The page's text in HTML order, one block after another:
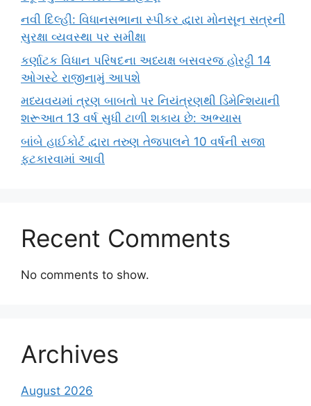
નવી દિલ્હી: વિધાનસભાના સ્પીકર દ્વારા મોનસૂન સત્રની
સુરક્ષા વ્યવસ્થા પર સમીક્ષા
કર્ણાટક વિધાન પરિષદના અધ્યક્ષ બસવરજ હોરટ્ટી 14
ઓગસ્ટે રાજીનામું આપશે
મધ્યવયમાં ત્રણ બાબતો પર નિયંત્રણથી ડિમેન્શિયાની
શરૂઆત 13 વર્ષ સુધી ટાળી શકાય છે: અભ્યાસ
બાંબે હાઈકોર્ટ દ્વારા તરુણ તેજપાલને 10 વર્ષની સજા
ફટકારવામાં આવી
Recent Comments
No comments to show.
Archives
August 2026